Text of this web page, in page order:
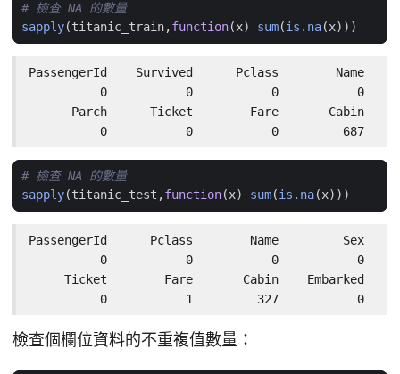
# 檢查 NA 的數量
sapply(titanic_train,function(x) sum(is.na(x)))
PassengerId    Survived      Pclass        Name
0           0           0           0
Parch      Ticket        Fare       Cabin
0           0           0         687
# 檢查 NA 的數量
sapply(titanic_test ,function(x) sum(is.na(x)))
PassengerId      Pclass        Name         Sex
0           0           0           0
     Ticket        Fare       Cabin    Embarked
          0           1         327           0
檢查個欄位資料的不重複值數量：